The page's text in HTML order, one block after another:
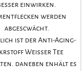
einwirken.
werden
abgescwächt.
ist der Anti-Aging-
Weisser Tee
daneben enhält es